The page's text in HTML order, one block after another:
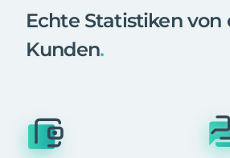
Echte Statistiken von
Kunden.